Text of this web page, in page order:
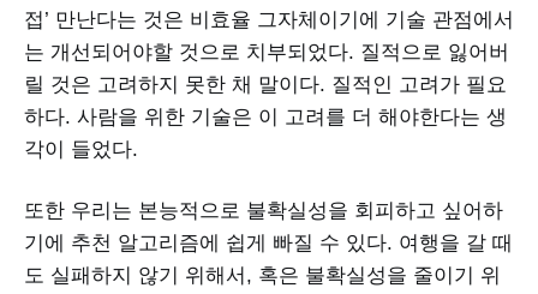
접’ 만난다는 것은 비효율 그자체이기에 기술 관점에서
는 개선되어야할 것으로 치부되었다. 질적으로 잃어버
릴 것은 고려하지 못한 채 말이다. 질적인 고려가 필요
하다. 사람을 위한 기술은 이 고려를 더 해야한다는 생
각이 들었다.
또한 우리는 본능적으로 불확실성을 회피하고 싶어하
기에 추천 알고리즘에 쉽게 빠질 수 있다. 여행을 갈 때
도 실패하지 않기 위해서, 혹은 불확실성을 줄이기 위